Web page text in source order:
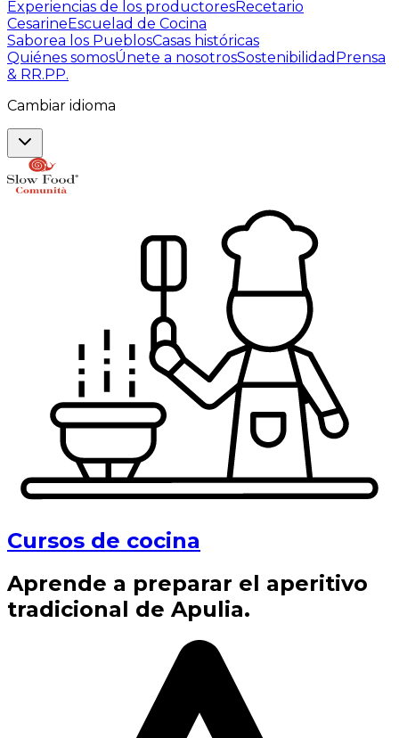
Experiencias de los productoresRecetario
CesarineEscuelad de Cocina
Saborea los PueblosCasas históricas
Quiénes somosÚnete a nosotrosSostenibilidad Prensa
& RR.PP.
Cambiar idioma
Cursos de cocina
Aprende a preparar el aperitivo
tradicional de Apulia.